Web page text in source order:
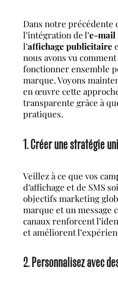
Dans notre précédente
l’intégration de l’e-mail
l’affichage publicitaire
nous avons vu
fonctionner ensemble
marque. Voyons
en œuvre cette
transparente grâce à
pratiques.
1. Créer une stratégie
Veillez à ce que vos
d’affichage et de SMS
objectifs marketing
marque et un message
canaux renforcent
et améliorent
2. Personnalisez avec